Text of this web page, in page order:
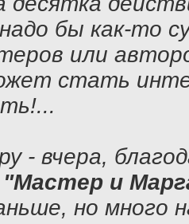
бы как-то
или
стать
- вчера,
"Мастер и
но много